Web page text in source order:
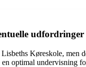
Køreskole,
optimal undervisning